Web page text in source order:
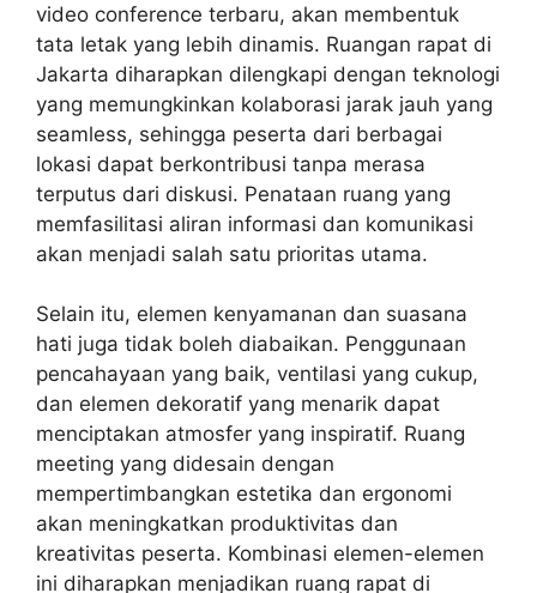
video conference terbaru, akan membentuk
tata letak yang lebih dinamis. Ruangan rapat di
Jakarta diharapkan dilengkapi dengan teknologi
yang memungkinkan kolaborasi jarak jauh yang
seamless, sehingga peserta dari berbagai
lokasi dapat berkontribusi tanpa merasa
terputus dari diskusi. Penataan ruang yang
memfasilitasi aliran informasi dan komunikasi
akan menjadi salah satu prioritas utama.
Selain itu, elemen kenyamanan dan suasana
hati juga tidak boleh diabaikan. Penggunaan
pencahayaan yang baik, ventilasi yang cukup,
dan elemen dekoratif yang menarik dapat
menciptakan atmosfer yang inspiratif. Ruang
meeting yang didesain dengan
mempertimbangkan estetika dan ergonomi
akan meningkatkan produktivitas dan
kreativitas peserta. Kombinasi elemen-elemen
ini diharapkan menjadikan ruang rapat di